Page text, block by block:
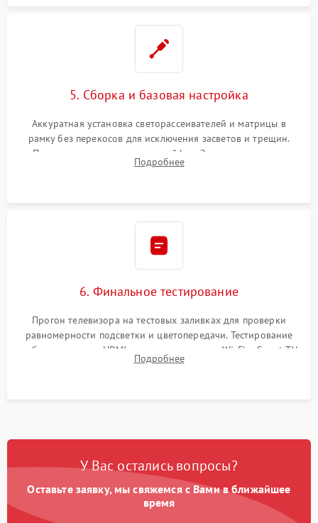
5. Сборка и базовая настройка
Аккуратная установка светорассеивателей и матрицы в
рамку без перекосов для исключения засветов и трещин.
Подключение внутренних шлейфов. Закрытие корпуса.
Сброс настроек и обновление программного обеспечения.
Подробнее
6. Финальное тестирование
Прогон телевизора на тестовых заливках для проверки
равномерности подсветки и цветопередачи. Тестирование
работы разъемов HDMI, динамиков, модуля Wi-Fi и Smart TV
в рабочем режиме в течение нескольких часов.
Подробнее
У Вас остались вопросы?
Оставьте заявку, мы свяжемся с Вами в ближайшее
время